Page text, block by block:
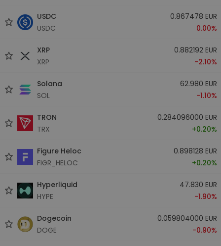
USDC
USDC
0.867478 EUR
0.00%
XRP
XRP
0.882192 EUR
-2.10%
Solana
SOL
62.980 EUR
-1.10%
TRON
TRX
0.284096000 EUR
+0.20%
Figure Heloc
FIGR_HELOC
0.898128 EUR
+0.20%
Hyperliquid
HYPE
47.830 EUR
-1.90%
Dogecoin
DOGE
0.059804000 EUR
-0.90%